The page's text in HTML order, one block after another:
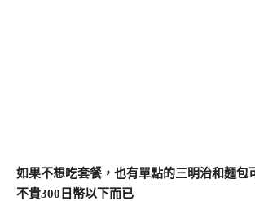
如果不想吃套餐，也有單點的三明治和麵包
不貴300日幣以下而已